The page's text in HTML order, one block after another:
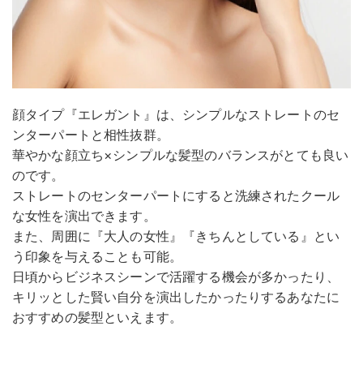
顔タイプ『エレガント』は、シンプルなストレートのセ
ンターパートと相性抜群。
華やかな顔立ち×シンプルな髪型のバランスがとても良い
のです。
ストレートのセンターパートにすると洗練されたクール
な女性を演出できます。
また、周囲に『大人の女性』『きちんとしている』とい
う印象を与えることも可能。
日頃からビジネスシーンで活躍する機会が多かったり、
キリッとした賢い自分を演出したかったりするあなたに
おすすめの髪型といえます。